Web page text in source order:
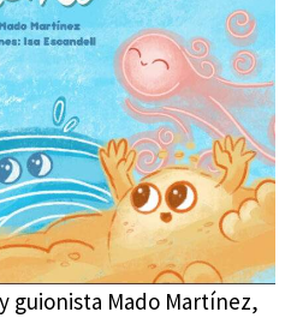
guionista Mado Martínez,